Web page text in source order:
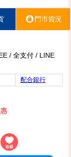
門市貨況
/ 全支付 / LINE
配合銀行